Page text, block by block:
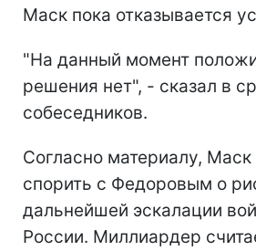
Маск пока отказывается
"На данный момент
решения нет", - сказал в
собеседников.
Согласно материалу,
спорить с Федоровым о
дальнейшей эскалации
России. Миллиардер